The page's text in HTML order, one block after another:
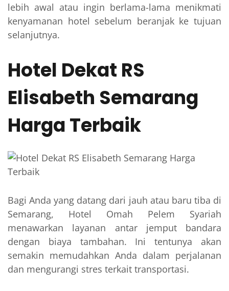
lebih awal atau ingin berlama-lama menikmati
kenyamanan hotel sebelum beranjak ke tujuan
selanjutnya.
Hotel Dekat RS
Elisabeth Semarang
Harga Terbaik
Bagi Anda yang datang dari jauh atau baru tiba di
Semarang, Hotel Omah Pelem Syariah
menawarkan layanan antar jemput bandara
dengan biaya tambahan. Ini tentunya akan
semakin memudahkan Anda dalam perjalanan
dan mengurangi stres terkait transportasi.